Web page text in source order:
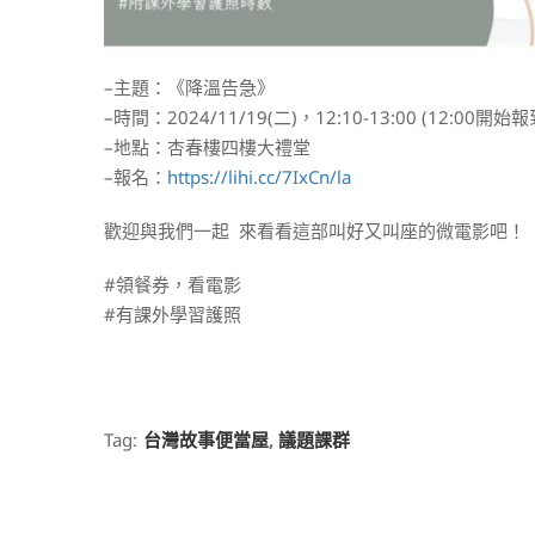
–主題：《降溫告急》
–時間：2024/11/19(二)，12:10-13:00 (12:00開始報
–地點：杏春樓四樓大禮堂
–報名： https://lihi.cc/7IxCn/la
歡迎與我們一起 來看看這部叫好又叫座的微電影吧！
#領餐券，看電影
#有課外學習護照
Tag: 台灣故事便當屋, 議題課群